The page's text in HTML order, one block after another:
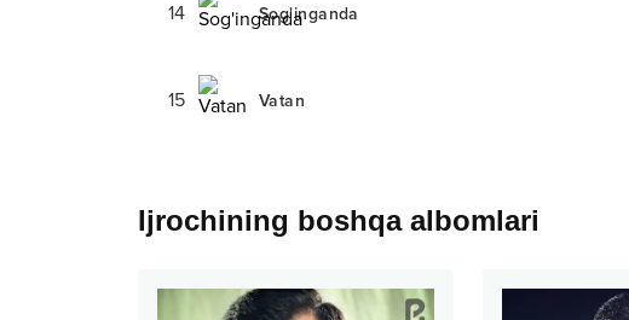
14 Sog'inganda
15 Vatan
Ijrochining boshqa albomlari